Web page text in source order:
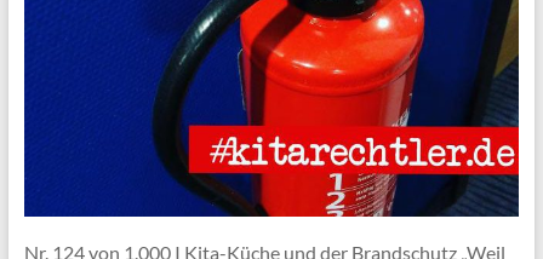
Nr. 124 von 1.000 I Kita-Küche und der Brandschutz „Weil